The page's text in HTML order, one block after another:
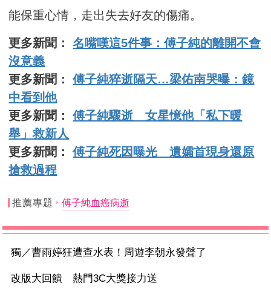
能保重心情，走出失去好友的傷痛。
更多新聞：名嘴嘆這5件事：傅子純的離開不會
沒意義
更多新聞：傅子純猝逝隔天…梁佑南哭曝：鏡
中看到他
更多新聞：傅子純驟逝 女星憶他「私下暖
舉」救新人
更多新聞：傅子純死因曝光 遺孀首現身還原
搶救過程
推薦專題 傅子純血癌病逝
獨／曹雨婷狂遭查水表！周遊李朝永發聲了
改版大回饋 熱門3C大獎接力送